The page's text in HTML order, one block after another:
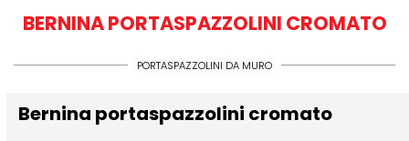
BERNINA PORTASPAZZOLINI CROMATO
PORTASPAZZOLINI DA MURO
Bernina portaspazzolini cromato